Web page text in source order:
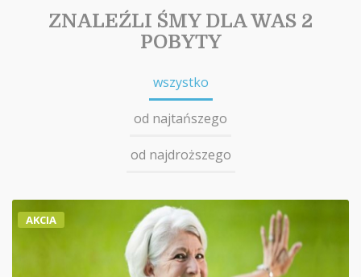
ZNALEŹLI ŚMY DLA WAS 2
POBYTY
wszystko
od najtańszego
od najdroższego
AKCIA